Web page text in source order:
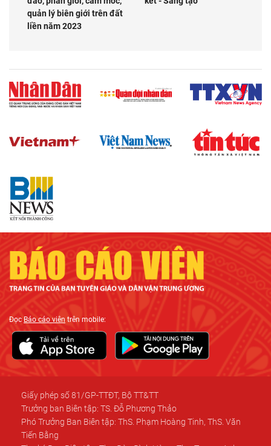
quản lý biên giới trên đất
liền năm 2023
ĐọcBáo cáo viên trên mobile:
Giấy phép số 81/GP-TTĐT, Bộ TT&TT
Trưởng ban Biên tập: TS. Đỗ Phương Thảo
Phó Trưởng Ban Biên tập: ThS. Phạm Hoàng Tinh, ThS. Văn
Tiến Bằng